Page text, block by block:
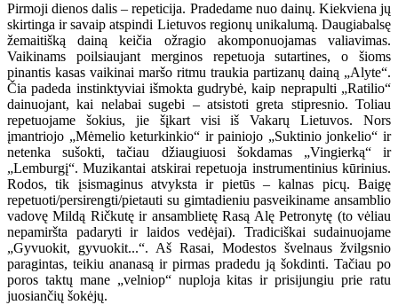
Pirmoji dienos dalis – repeticija. Pradedame nuo dainų. Kiekviena jų
skirtinga ir savaip atspindi Lietuvos regionų unikalumą. Daugiabalsę
žemaitišką dainą keičia ožragio akomponuojamas valiavimas.
Vaikinams poilsiaujant merginos repetuoja sutartines, o šioms
pinantis kasas vaikinai maršo ritmu traukia partizanų dainą „Alyte“.
Čia padeda instinktyviai išmokta gudrybė, kaip neprapulti „Ratilio“
dainuojant, kai nelabai sugebi – atsistoti greta stipresnio. Toliau
repetuojame šokius, jie šįkart visi iš Vakarų Lietuvos. Nors
įmantriojo „Mėmelio keturkinkio“ ir painiojo „Suktinio jonkelio“ ir
netenka sušokti, tačiau džiaugiuosi šokdamas „Vingierką“ ir
„Lemburgį“. Muzikantai atskirai repetuoja instrumentinius kūrinius.
Rodos, tik įsismaginus atvyksta ir pietūs – kalnas picų. Baigę
repetuoti/persirengti/pietauti su gimtadieniu pasveikiname ansamblio
vadovę Mildą Ričkutę ir ansamblietę Rasą Alę Petronytę (to vėliau
nepamiršta padaryti ir laidos vedėjai). Tradiciškai sudainuojame
„Gyvuokit, gyvuokit...“. Aš Rasai, Modestos švelnaus žvilgsnio
paragintas, teikiu ananasą ir pirmas pradedu ją šokdinti. Tačiau po
poros taktų mane „velniop“ nuploja kitas ir prisijungiu prie ratu
juosiančių šokėjų.